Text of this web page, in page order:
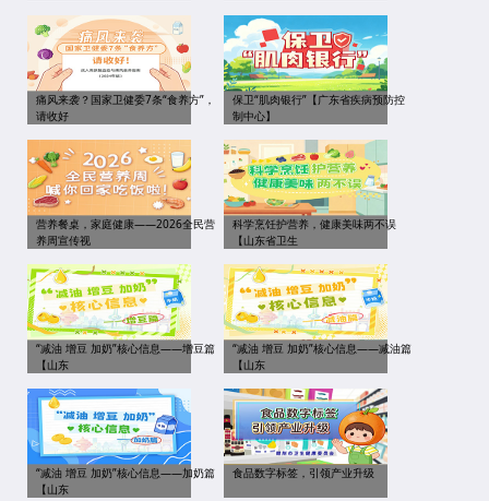
痛风来袭？国家卫健委7条“食养方”，
请收好
保卫“肌肉银行”【广东省疾病预防控
制中心】
营养餐桌，家庭健康——2026全民营
养周宣传视
科学烹饪护营养，健康美味两不误
【山东省卫生
“减油 增豆 加奶”核心信息——增豆篇
【山东
“减油 增豆 加奶”核心信息——减油篇
【山东
“减油 增豆 加奶”核心信息——加奶篇
【山东
食品数字标签，引领产业升级